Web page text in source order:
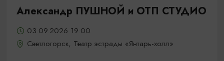
Александр ПУШНОЙ и ОТП СТУДИО
03.09.2026 19:00
Светлогорск, Театр эстрады «Янтарь-холл»